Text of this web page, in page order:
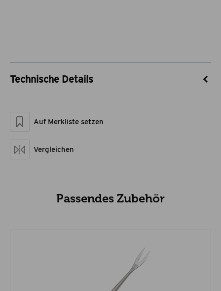
Technische Details
Material
Artikelgewicht netto kg
Auf Merkliste setzen
Vergleichen
Passendes Zubehör